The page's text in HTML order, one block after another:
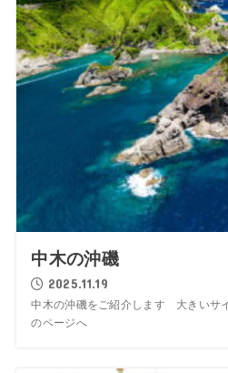
中木の沖磯
2025.11.19
中木の沖磯をご紹介します 大きい
のページへ